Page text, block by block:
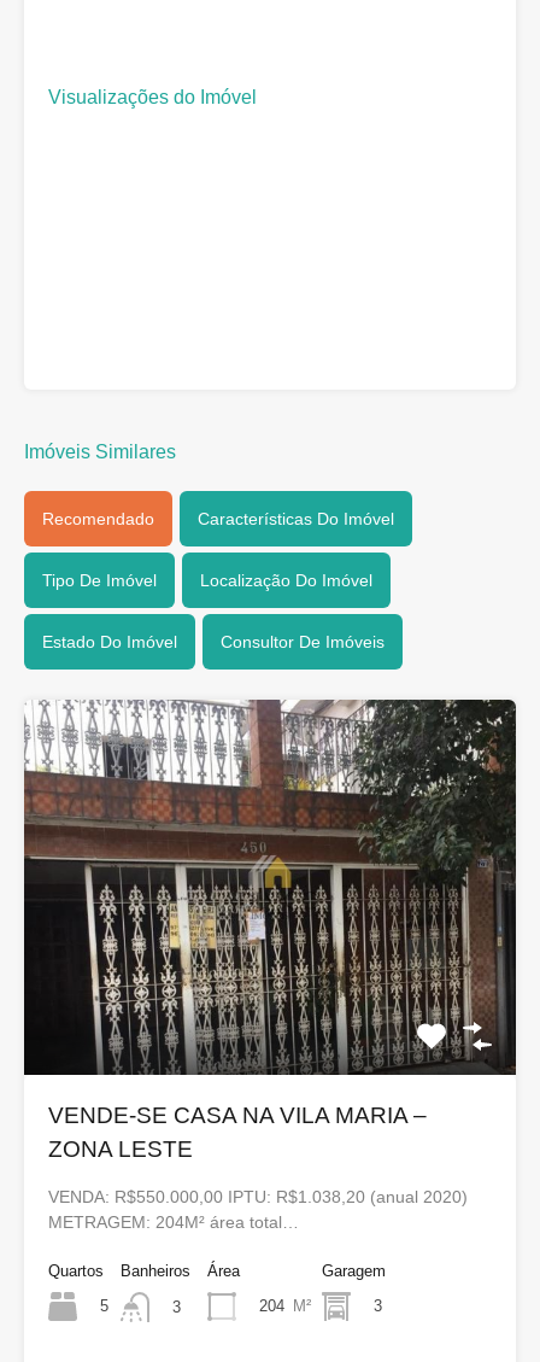
Visualizações do Imóvel
Imóveis Similares
Recomendado Características Do Imóvel
Tipo De Imóvel Localização Do Imóvel
Estado Do Imóvel Consultor De Imóveis
VENDE-SE CASA NA VILA MARIA –
ZONA LESTE
VENDA: R$550.000,00 IPTU: R$1.038,20 (anual 2020)
METRAGEM: 204M² área total…
Quartos
5
Banheiros
3
Área
204 M²
Garagem
3